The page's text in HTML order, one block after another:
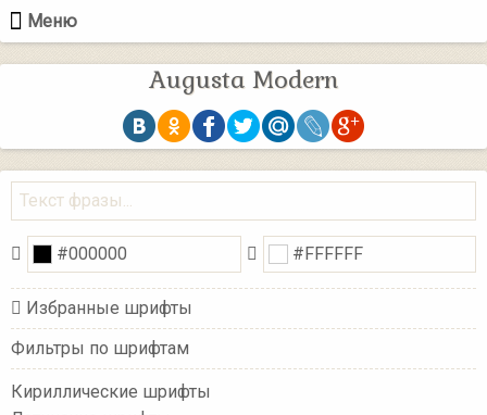
Меню
Augusta Modern
Избранные шрифты
Фильтры по шрифтам
Кириллические шрифты